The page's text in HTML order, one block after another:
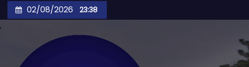
to
02/08/2026 23:38